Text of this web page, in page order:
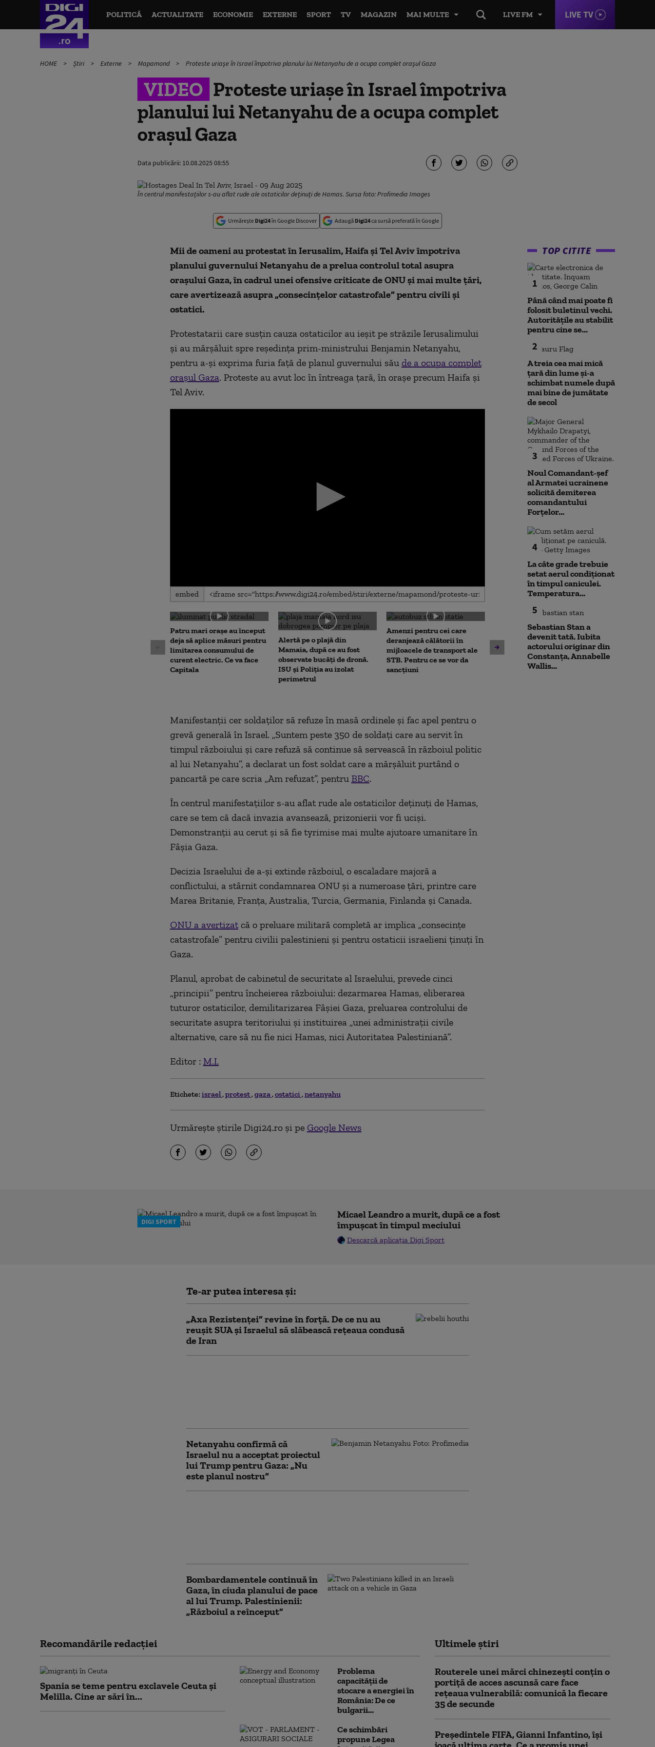
LIVE FM LIVE TV
POLITICĂ ACTUALITATE ECONOMIE EXTERNE SPORT TV MAGAZIN MAI MULTE
HOME Știri Externe Mapamond Proteste uriașe în Israel împotriva planului lui Netanyahu de a ocupa complet orașul Gaza
VIDEO Proteste uriașe în Israel împotriva
planului lui Netanyahu de a ocupa complet
orașul Gaza
Data publicării: 10.08.2025 08:55
În centrul manifestațiilor s-au aflat rude ale ostaticilor deținuți de Hamas. Sursa foto: Profimedia Images
Urmărește Digi24în Google Discover Adaugă Digi24ca sursă preferată în Google
Mii de oameni au protestat în Ierusalim, Haifa și Tel Aviv împotriva
planului guvernului Netanyahu de a prelua controlul total asupra
orașului Gaza, în cadrul unei ofensive criticate de ONU și mai multe țări,
care avertizează asupra „consecințelor catastrofale” pentru civili și
ostatici.
Protestatarii care susțin cauza ostaticilor au ieșit pe străzile Ierusalimului
și au mărșăluit spre reședința prim-ministrului Benjamin Netanyahu,
pentru a-și exprima furia față de planul guvernului său de a ocupa complet
orașul Gaza. Proteste au avut loc în întreaga țară, în orașe precum Haifa și
Tel Aviv.
0
seconds
0
secondsVolume
90%
embed
Patru mari orașe au început
deja să aplice măsuri pentru
limitarea consumului de
curent electric. Ce va face
Capitala
Alertă pe o plajă din
Mamaia, după ce au fost
observate bucăți de dronă.
ISU și Poliția au izolat
perimetrul
Amenzi pentru cei care
deranjează călătorii în
mijloacele de transport ale
STB. Pentru ce se vor da
sancțiuni
Un asistent medical din SUA
pune la pământ un pacient
violent. Ce nu a știut
Jihadiști
migranții
Manifestanții cer soldaților să refuze în masă ordinele și fac apel pentru o
grevă generală în Israel. „Suntem peste 350 de soldați care au servit în
timpul războiului și care refuză să continue să servească în războiul politic
al lui Netanyahu”, a declarat un fost soldat care a mărșăluit purtând o
pancartă pe care scria „Am refuzat”, pentru BBC.
În centrul manifestațiilor s-au aflat rude ale ostaticilor deținuți de Hamas,
care se tem că dacă invazia avansează, prizonierii vor fi uciși.
Demonstranții au cerut și să fie tyrimise mai multe ajutoare umanitare în
Fâșia Gaza.
Decizia Israelului de a-și extinde războiul, o escaladare majoră a
conflictului, a stârnit condamnarea ONU și a numeroase țări, printre care
Marea Britanie, Franța, Australia, Turcia, Germania, Finlanda și Canada.
ONU a avertizatcă o preluare militară completă ar implica „consecințe
catastrofale” pentru civilii palestinieni și pentru ostaticii israelieni ținuți în
Gaza.
Planul, aprobat de cabinetul de securitate al Israelului, prevede cinci
„principii” pentru încheierea războiului: dezarmarea Hamas, eliberarea
tuturor ostaticilor, demilitarizarea Fâșiei Gaza, preluarea controlului de
securitate asupra teritoriului și instituirea „unei administrații civile
alternative, care să nu fie nici Hamas, nici Autoritatea Palestiniană”.
Editor : M.I.
Etichete: israel protest gaza ostatici netanyahu
Urmărește știrile Digi24.ro și pe Google News
TOP CITITE
1
Până când mai poate fi
folosit buletinul vechi.
Autoritățile au stabilit
pentru cine se...
2
A treia cea mai mică
țară din lume și-a
schimbat numele după
mai bine de jumătate
de secol
3
Noul Comandant-șef
al Armatei ucrainene
solicită demiterea
comandantului
Forțelor...
4
La câte grade trebuie
setat aerul condiționat
în timpul caniculei.
Temperatura...
5
Sebastian Stan a
devenit tată. Iubita
actorului originar din
Constanța, Annabelle
Wallis...
DIGI SPORT
Micael Leandro a murit, după ce a fost
împușcat în timpul meciului
Descarcă aplicația Digi Sport
Te-ar putea interesa și:
„Axa Rezistenței” revine în forță. De ce nu au
reușit SUA și Israelul să slăbească rețeaua condusă
de Iran
Netanyahu confirmă că
Israelul nu a acceptat proiectul
lui Trump pentru Gaza: „Nu
este planul nostru”
Bombardamentele continuă în
Gaza, în ciuda planului de pace
al lui Trump. Palestinienii:
„Războiul a reînceput”
Recomandările redacţiei
Spania se teme pentru exclavele Ceuta și
Melilla. Cine ar sări în...
Problema
capacității de
stocare a energiei în
România: De ce
bulgarii...
Ce schimbări
propune Legea
Ultimele știri
Routerele unei mărci chinezești conțin o
portiță de acces ascunsă care face
rețeaua vulnerabilă: comunică la fiecare
35 de secunde
Președintele FIFA, Gianni Infantino, îşi